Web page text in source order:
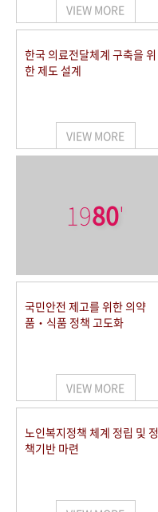
VIEW MORE
한국 의료전달체계 구축을 위
한 제도 설계
VIEW MORE
1980'
국민안전 제고를 위한 의약
품‧식품 정책 고도화
VIEW MORE
노인복지정책 체계 정립 및 정
책기반 마련